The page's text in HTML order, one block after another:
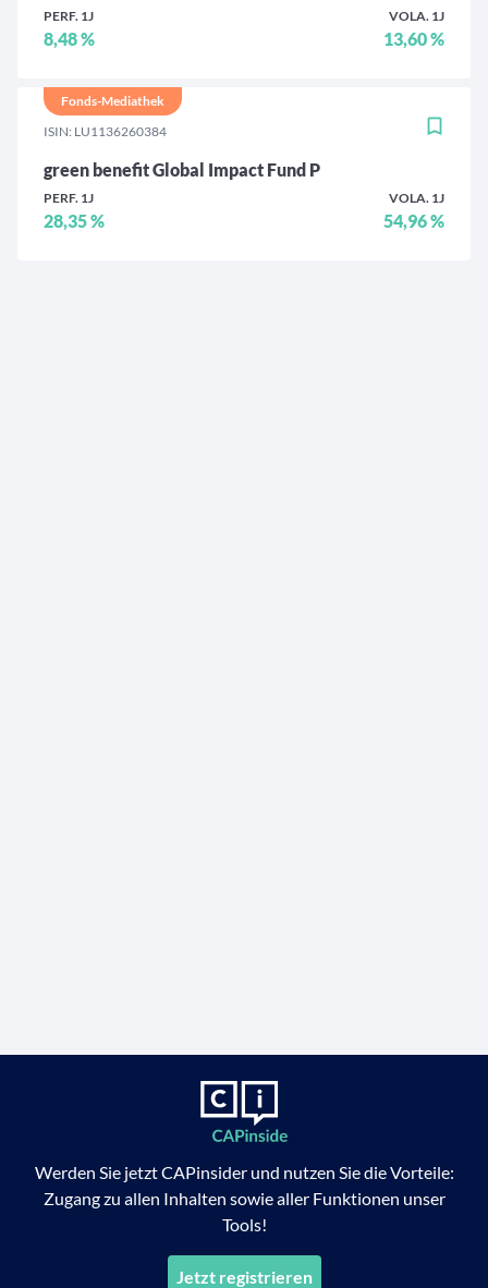
PERF. 1J
8,48 %
VOLA. 1J
13,60 %
ISIN: LU1136260384
green benefit Global Impact Fund P
PERF. 1J
28,35 %
VOLA. 1J
54,96 %
Fonds-Mediathek
Werden Sie jetzt CAPinsider und nutzen Sie die Vorteile:
Zugang zu allen Inhalten sowie aller Funktionen unser
Tools!
Jetzt registrieren